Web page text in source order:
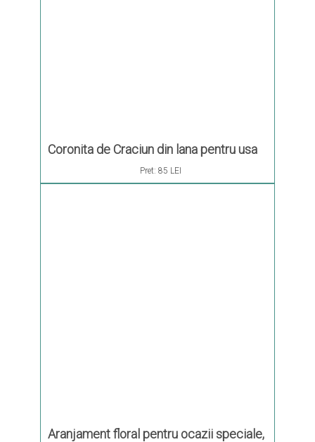
Coronita de Craciun din lana pentru usa
Pret: 85 LEI
Aranjament floral pentru ocazii speciale,